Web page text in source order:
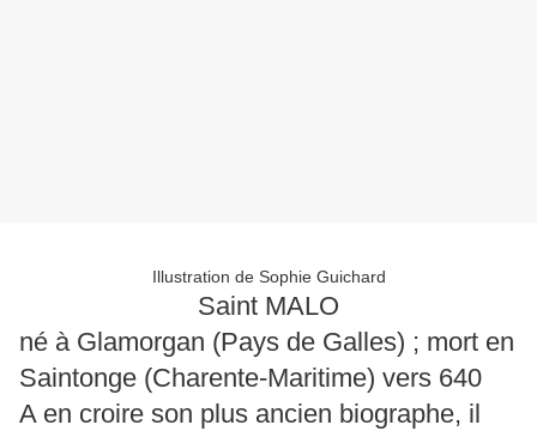
Illustration de Sophie Guichard
Saint MALO
né à Glamorgan (Pays de Galles) ; mort en
Saintonge (Charente-Maritime) vers 640
A en croire son plus ancien biographe, il